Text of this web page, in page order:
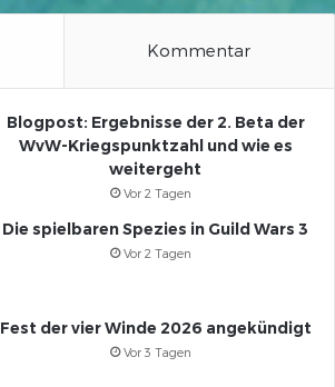
Kommentar
Blogpost: Ergebnisse der 2. Beta der
WvW-Kriegspunktzahl und wie es
weitergeht
Vor 2 Tagen
Die spielbaren Spezies in Guild Wars 3
Vor 2 Tagen
Fest der vier Winde 2026 angekündigt
Vor 3 Tagen